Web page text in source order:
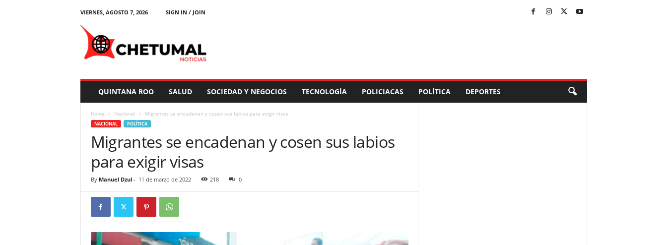
VIERNES, AGOSTO 7, 2026
SIGN IN / JOIN
QUINTANA ROO SALUD SOCIEDAD Y NEGOCIOS TECNOLOGÍA POLICIACAS POLÍTICA DEPORTES
Home Nacional Migrantes se encadenan y cosen sus labios para exigir visas
NACIONAL POLÍTICA
Migrantes se encadenan y cosen sus labios
para exigir visas
By Manuel Dzul- 11 de marzo de 2022 218 0